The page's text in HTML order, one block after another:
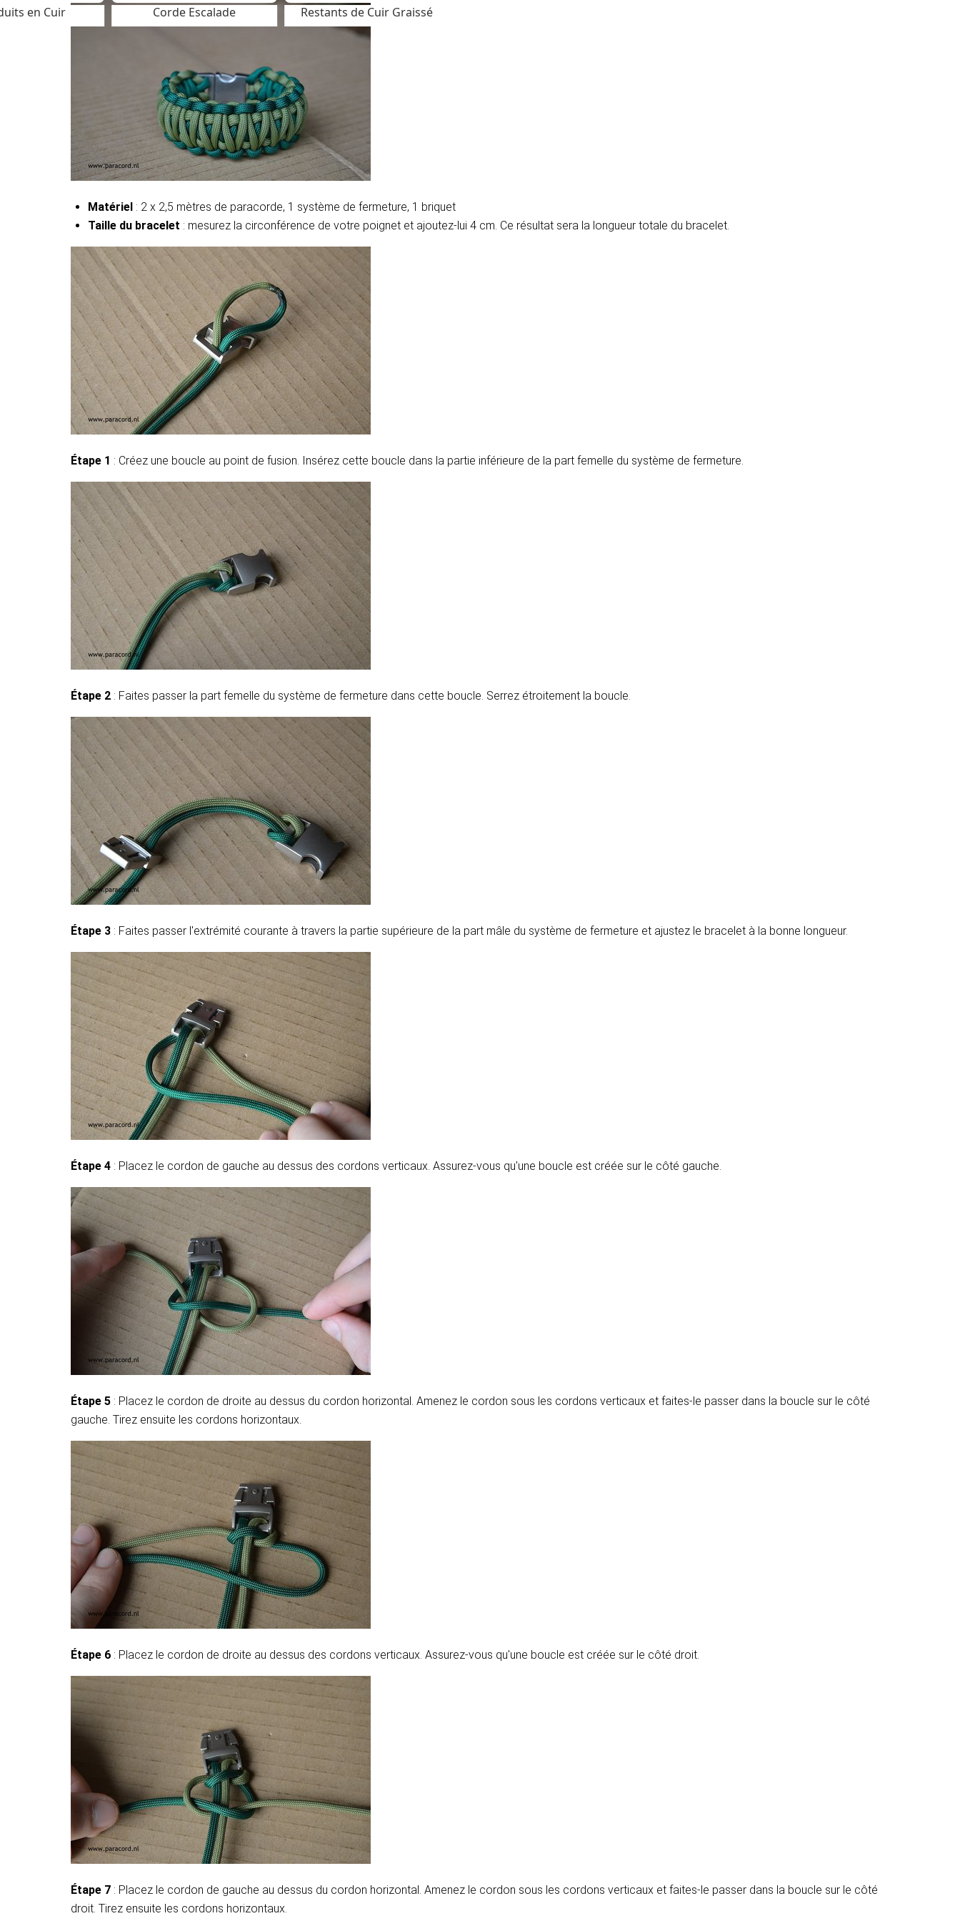
en Cuir Corde Escalade Restants de Cuir Graissé
Matériel : 2 x 2,5 mètres de paracorde, 1 système de fermeture, 1 briquet
Taille du bracelet : mesurez la circonférence de votre poignet et ajoutez-lui 4 cm. Ce résultat sera la longueur totale du bracelet.
Étape 1 : Créez une boucle au point de fusion. Insérez cette boucle dans la partie inférieure de la part femelle du système de fermeture.
Étape 2 : Faites passer la part femelle du système de fermeture dans cette boucle. Serrez étroitement la boucle.
Étape 3 : Faites passer l'extrémité courante à travers la partie supérieure de la part mâle du système de fermeture et ajustez le bracelet à la bonne longueur.
Étape 4 : Placez le cordon de gauche au dessus des cordons verticaux. Assurez-vous qu'une boucle est créée sur le côté gauche.
Étape 5 : Placez le cordon de droite au dessus du cordon horizontal. Amenez le cordon sous les cordons verticaux et faites-le passer dans la boucle sur le côté
gauche. Tirez ensuite les cordons horizontaux.
Étape 6 : Placez le cordon de droite au dessus des cordons verticaux. Assurez-vous qu'une boucle est créée sur le côté droit.
Étape 7 : Placez le cordon de gauche au dessus du cordon horizontal. Amenez le cordon sous les cordons verticaux et faites-le passer dans la boucle sur le côté
droit. Tirez ensuite les cordons horizontaux.